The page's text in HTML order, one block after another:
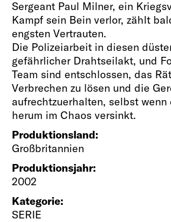
Sergeant Paul Milner, ein
Kampf sein Bein verlor, zählt
engsten Vertrauten.
Die Polizeiarbeit in diesen
gefährlicher Drahtseilakt, und
Team sind entschlossen, das
Verbrechen zu lösen und die
aufrechtzuerhalten, selbst wenn
herum im Chaos versinkt.
Produktionsland:
Großbritannien
Produktionsjahr:
2002
Kategorie:
SERIE